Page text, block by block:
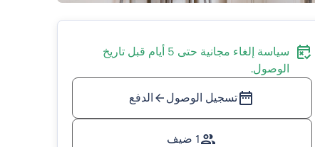
سياسة إلغاء مجانية حتى 5 أيام قبل تاريخ
الوصول.
تسجيل الوصول الدفع
1 ضيف